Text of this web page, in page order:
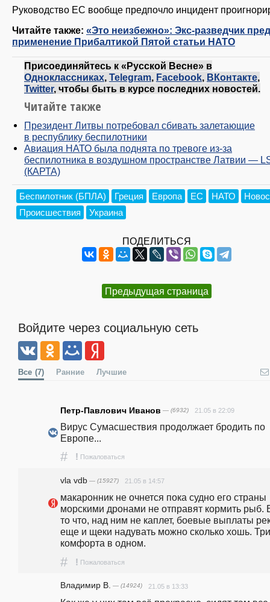
Руководство ЕС вообще предпочло инцидент
Читайте также: «Это неизбежно»: Экс-разведчик
применение Прибалтикой Пятой статьи НАТО
Присоединяйтесь к «Русской Весне» в
Одноклассниках, Telegram, Facebook, ВКонтакте,
Twitter, чтобы быть в курсе последних новостей.
Читайте также
Президент Литвы потребовал сбивать залетающие
в республику беспилотники
Авиация НАТО была поднята по тревоге из-за
беспилотника в воздушном пространстве Латвии —
(КАРТА)
Беспилотник (БПЛА) Греция Европа ЕС НАТО
Происшествия
Украина
ПОДЕЛИТЬСЯ
Предыдущая страница
Войдите через социальную сеть
Все (7) Ранние Лучшие
Петр-Павлович Иванов — (6932) 21.05 в 22:09
Вирус Сумасшествия продолжает бродить по
Европе...
# ! Пожаловаться
vla vdb — (15927) 21.05 в 14:57
макаронник не очнется пока судно его страны
морскими дронами не отправят кормить рыб.
то что, над ним не каплет, боевые выплаты
еще и щеки надувать можно сколько хошь. Три
комфорта в одном.
# ! Пожаловаться
Владимир В. — (14924) 21.05 в 13:33